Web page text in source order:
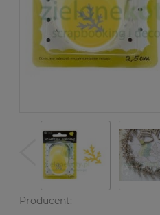
Producent: